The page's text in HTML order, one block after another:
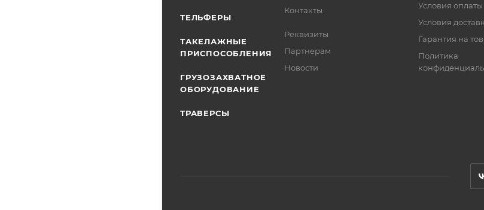
ТЕЛЬФЕРЫ
ТАКЕЛАЖНЫЕ
ПРИСПОСОБЛЕНИЯ
ГРУЗОЗАХВАТНОЕ
ОБОРУДОВАНИЕ
ТРАВЕРСЫ
Контакты
Реквизиты
Партнерам
Новости
Условия оплаты
Условия
Гарантия на
Политика